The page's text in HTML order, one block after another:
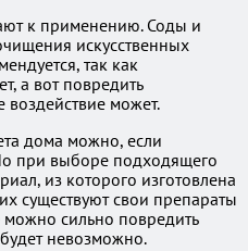
к применению. Соды и
искусственных
так как
а вот повредить
воздействие может.
дома можно, если
при выборе подходящего
из которого изготовлена
существуют свои препараты
сильно повредить
будет невозможно.